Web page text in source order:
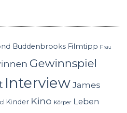
Buddenbrooks Filmtipp Frau
Gewinnspiel
InterviewJames
Kinder Kino Körper Leben